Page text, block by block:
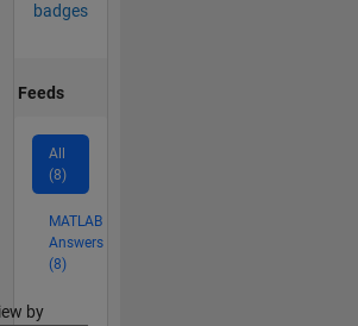
badges
Feeds
All
(8)
MATLAB
Answers
(8)
by